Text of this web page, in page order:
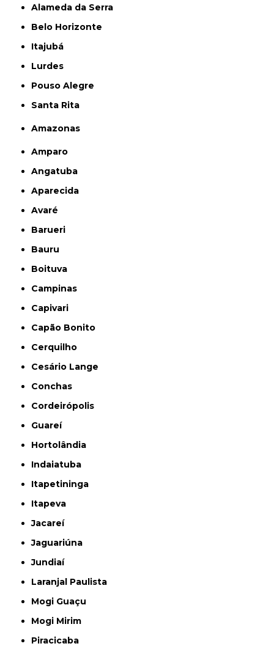
Alameda da Serra
Belo Horizonte
Itajubá
Lurdes
Pouso Alegre
Santa Rita
Amazonas
Amparo
Angatuba
Aparecida
Avaré
Barueri
Bauru
Boituva
Campinas
Capivari
Capão Bonito
Cerquilho
Cesário Lange
Conchas
Cordeirópolis
Guareí
Hortolândia
Indaiatuba
Itapetininga
Itapeva
Jacareí
Jaguariúna
Jundiaí
Laranjal Paulista
Mogi Guaçu
Mogi Mirim
Piracicaba